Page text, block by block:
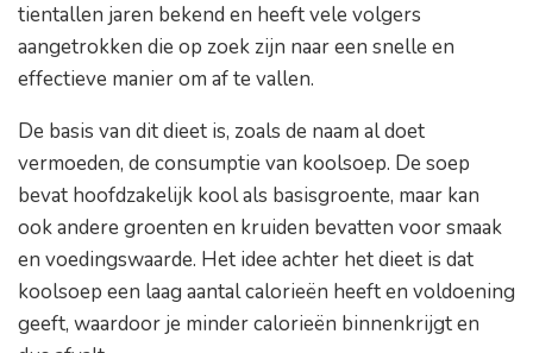
tientallen jaren bekend en heeft vele volgers
aangetrokken die op zoek zijn naar een snelle en
effectieve manier om af te vallen.
De basis van dit dieet is, zoals de naam al doet
vermoeden, de consumptie van koolsoep. De soep
bevat hoofdzakelijk kool als basisgroente, maar kan
ook andere groenten en kruiden bevatten voor smaak
en voedingswaarde. Het idee achter het dieet is dat
koolsoep een laag aantal calorieën heeft en voldoening
geeft, waardoor je minder calorieën binnenkrijgt en